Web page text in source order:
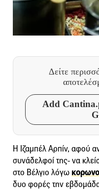
Δείτε
Add
Η Ιζαμπέλ Αρπίν, αφού
συνάδελφοί της- να
στο Βέλγιο λόγω
δυο φορές την